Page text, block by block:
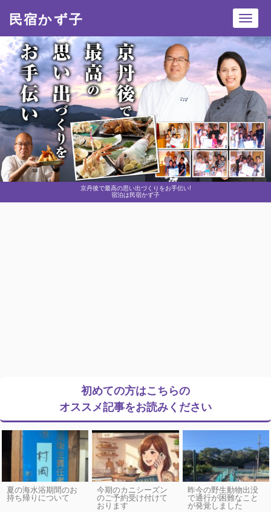
京丹後で最高の思い出づくりをお手伝い!
宿泊は民宿かず子
民宿かず子
初めての方はこちらの
オススメ記事をお読みください
夏の海水浴期間のお
持ち帰りについて
今期のカニシーズン
のご予約受け付けて
おります
昨今の野生動物出没
で通行が困難なこと
が発覚しました